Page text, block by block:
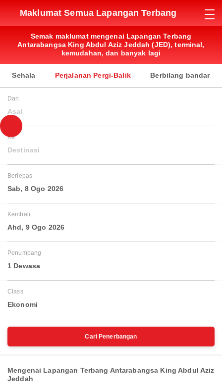
Maklumat Semua Lapangan Terbang
Semak maklumat mengenai Lapangan Terbang
Antarabangsa King Abdul Aziz Jeddah (JED), terminal,
kemudahan, dan banyak lagi
Sehala Perjalanan Pergi-Balik Berbilang bandar
Dari
Asal
Ke
Destinasi
Berlepas
Sab, 8 Ogo 2026
Kembali
Ahd, 9 Ogo 2026
Penumpang
1 Dewasa
Class
Ekonomi
Cari Penerbangan
Mengenai Lapangan Terbang Antarabangsa King Abdul Aziz
Jeddah